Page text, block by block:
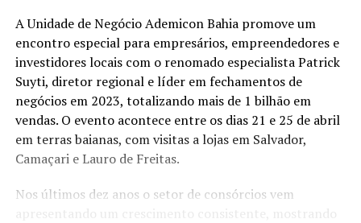
A Unidade de Negócio Ademicon Bahia promove um
encontro especial para empresários, empreendedores e
investidores locais com o renomado especialista Patrick
Suyti, diretor regional e líder em fechamentos de
negócios em 2023, totalizando mais de 1 bilhão em
vendas. O evento acontece entre os dias 21 e 25 de abril
em terras baianas, com visitas a lojas em Salvador,
Camaçari e Lauro de Freitas.
Nos últimos dez anos o setor de consórcios vem